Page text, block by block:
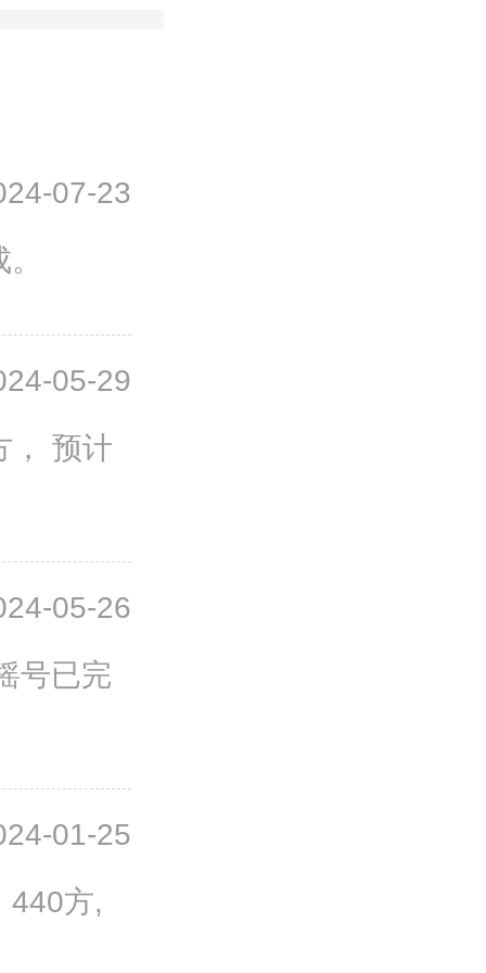
07-23
05-29
， 预计
05-26
号已完
01-25
440方,